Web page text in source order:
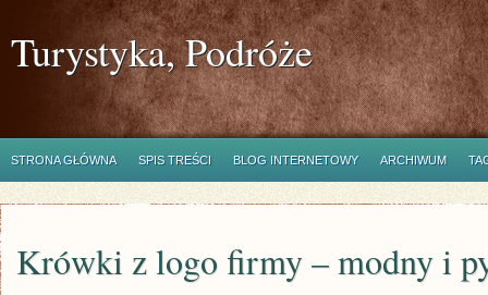
Turystyka, Podróże
STRONA GŁÓWNA SPIS TREŚCI BLOG INTERNETOWY ARCHIWUM
Krówki z logo firmy – modny i